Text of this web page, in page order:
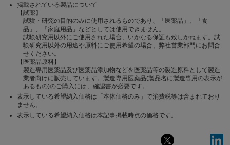
掲載されている製品について
【試薬】
試験・研究の目的のみに使用されるものであり、「医薬品」、「食
品」、「家庭用品」などとしては使用できません。
試験研究用以外にご使用された場合、いかなる保証も致しかねます。試
験研究用以外の用途や原料にご使用希望の場合、弊社営業部門にお問合
せください。
【医薬品原料】
製造専用医薬品及び医薬品添加物などを医薬品等の製造原料として製造
業者向けに販売しています。製造専用医薬品(製品名に製造専用の表示が
あるもの)のご購入には、確認書が必要です。
表示している希望納入価格は「本体価格のみ」で消費税等は含まれており
ません。
表示している希望納入価格は本記事掲載時点の価格です。